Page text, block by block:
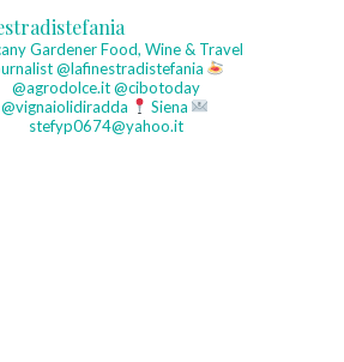
GardenerFood, Wine & Travel
@lafinestradistefania
@agrodolce.it @cibotoday
@vignaiolidiradda
Siena
stefyp0674@yahoo.it